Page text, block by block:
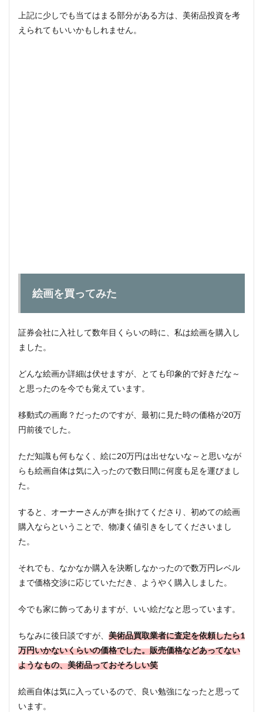
上記に少しでも当てはまる部分がある方は、美術品投資を考
えられてもいいかもしれません。
絵画を買ってみた
証券会社に入社して数年目くらいの時に、私は絵画を購入し
ました。
どんな絵画か詳細は伏せますが、とても印象的で好きだな～
と思ったのを今でも覚えています。
移動式の画廊？だったのですが、最初に見た時の価格が20万
円前後でした。
ただ知識も何もなく、絵に20万円は出せないな～と思いなが
らも絵画自体は気に入ったので数日間に何度も足を運びまし
た。
すると、オーナーさんが声を掛けてくださり、初めての絵画
購入ならということで、物凄く値引きをしてくださいまし
た。
それでも、なかなか購入を決断しなかったので数万円レベル
まで価格交渉に応じていただき、ようやく購入しました。
今でも家に飾ってありますが、いい絵だなと思っています。
ちなみに後日談ですが、 美術品買取業者に査定を依頼したら1
万円いかないくらいの価格でした。販売価格などあってない
ようなもの、美術品っておそろしい笑
絵画自体は気に入っているので、良い勉強になったと思って
います。